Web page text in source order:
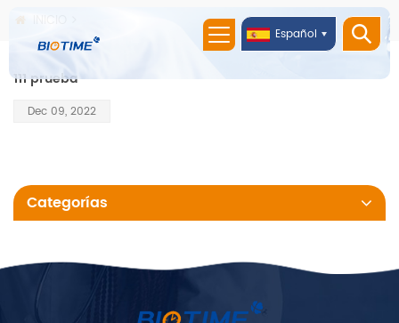
Español
111 prueba
Dec 09, 2022
Categorías